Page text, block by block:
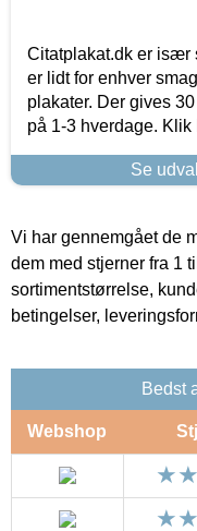
Citatplakat.dk er især
er lidt for enhver
plakater. Der gives
på 1-3 hverdage. Klik
Se
Vi har gennemgået de
dem med stjerner fra 1
sortimentstørrelse,
betingelser,
Bedst
Webshop